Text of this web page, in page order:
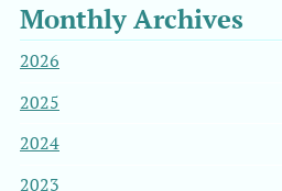
Monthly Archives
2026
2025
2024
2023